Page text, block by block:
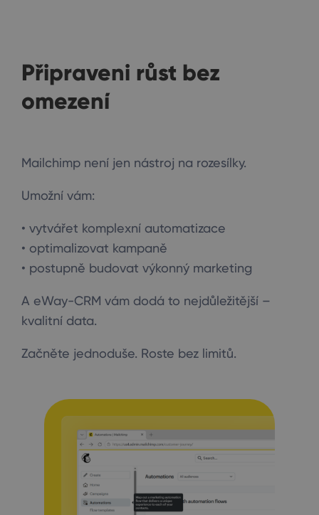
Připraveni růst bez
omezení
Mailchimp není jen nástroj na rozesílky.
Umožní vám:
• vytvářet komplexní automatizace
• optimalizovat kampaně
• postupně budovat výkonný marketing
A eWay-CRM vám dodá to nejdůležitější –
kvalitní data.
Začněte jednoduše. Roste bez limitů.